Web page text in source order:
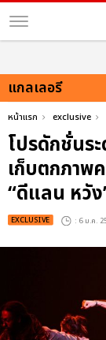
แกลเลอรี
หน้าแรก exclusive
โปรดักชั่นร
เก็บตกภาพ
“ดีแลน หวัง
EXCLUSIVE : 6 ม.ค.